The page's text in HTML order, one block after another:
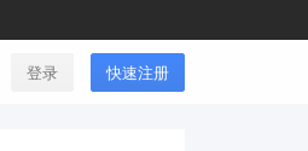
登录 快速注册